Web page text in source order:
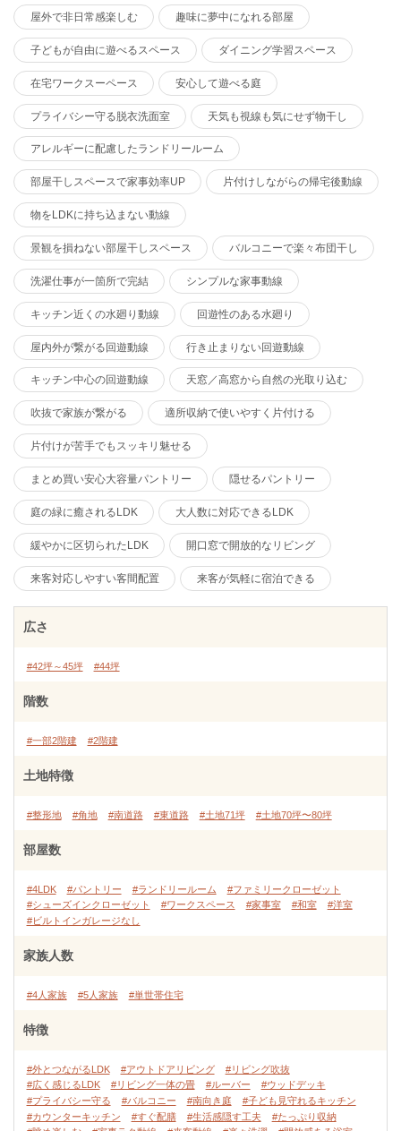
屋外で非日常感楽しむ 趣味に夢中になれる部屋
子どもが自由に遊べるスペース ダイニング学習スペース
在宅ワークスーペース 安心して遊べる庭
プライバシー守る脱衣洗面室 天気も視線も気にせず物干し
アレルギーに配慮したランドリールーム
部屋干しスペースで家事効率UP 片付けしながらの帰宅後動線
物をLDKに持ち込まない動線
景観を損ねない部屋干しスペース バルコニーで楽々布団干し
洗濯仕事が一箇所で完結 シンプルな家事動線
キッチン近くの水廻り動線 回遊性のある水廻り
屋内外が繋がる回遊動線 行き止まりない回遊動線
キッチン中心の回遊動線 天窓／高窓から自然の光取り込む
吹抜で家族が繋がる 適所収納で使いやすく片付ける
片付けが苦手でもスッキリ魅せる
まとめ買い安心大容量パントリー 隠せるパントリー
庭の緑に癒されるLDK 大人数に対応できるLDK
緩やかに区切られたLDK 開口窓で開放的なリビング
来客対応しやすい客間配置 来客が気軽に宿泊できる
広さ
#42坪～45坪 #44坪
階数
#一部2階建 #2階建
土地特徴
#整形地 #角地 #南道路 #東道路 #土地71坪 #土地70坪〜80坪
部屋数
#4LDK #パントリー #ランドリールーム
#ファミリークローゼット
#シューズインクローゼット
#ワークスペース #家事室 #和室
#洋室
#ビルトインガレージなし
家族人数
#4人家族 #5人家族 #単世帯住宅
特徴
#外とつながるLDK #アウトドアリビング
#リビング吹抜
#広く感じるLDK
#リビング一体の畳 #ルーバー
#ウッドデッキ
#プライバシー守る
#バルコニー #南向き庭
#子ども見守れるキッチン
#カウンターキッチン
#すぐ配膳 #生活感隠す工夫
#たっぷり収納